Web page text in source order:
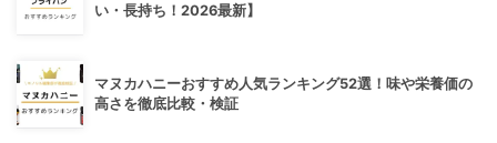
い・長持ち！2026最新】
マヌカハニーおすすめ人気ランキング52選！味や栄養価の
高さを徹底比較・検証